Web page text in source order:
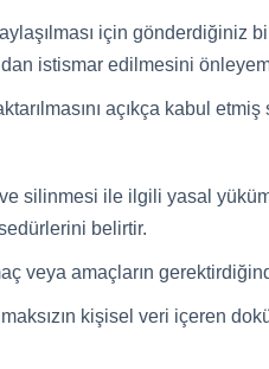
için
istismar edilmesini
açıkça kabul etmiş
silinmesi ile ilgili yasal
belirtir.
veya amaçların
kişisel veri içeren